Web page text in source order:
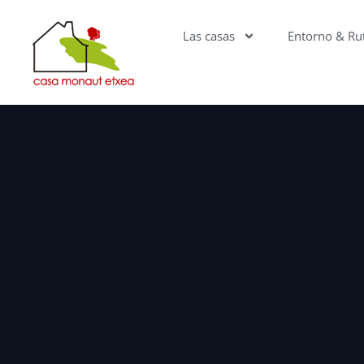
Las casas Entorno &